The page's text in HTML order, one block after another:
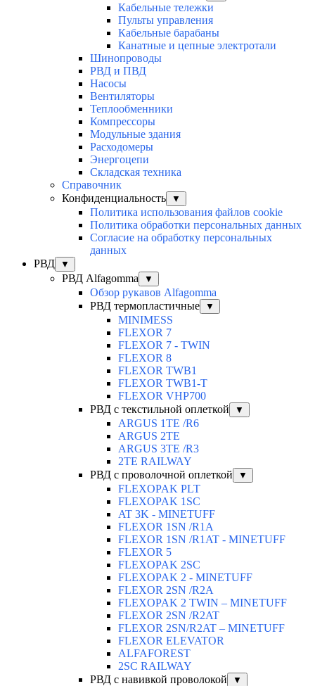
Кабельные тележки
Пульты управления
Кабельные барабаны
Канатные и цепные электротали
Шинопроводы
РВД и ПВД
Насосы
Вентиляторы
Теплообменники
Компрессоры
Модульные здания
Расходомеры
Энергоцепи
Складская техника
Справочник
Конфиденциальность
▼
Политика использования файлов cookie
Политика обработки персональных данных
Согласие на обработку персональных
данных
РВД
▼
РВД Alfagomma ▼
Обзор рукавов Alfagomma
РВД термопластичные
▼
MINIMESS
FLEXOR 7
FLEXOR 7 - TWIN
FLEXOR 8
FLEXOR TWB1
FLEXOR TWB1-T
FLEXOR VHP700
РВД с текстильной оплеткой
▼
ARGUS 1TE /R6
ARGUS 2TЕ
ARGUS 3TE /R3
2TE RAILWAY
РВД с проволочной оплеткой
▼
FLEXOPAK PLT
FLEXOPAK 1SС
AT 3K - MINETUFF
FLEXOR 1SN /R1A
FLEXOR 1SN /R1AT - MINETUFF
FLEXOR 5
FLEXOPAK 2SС
FLEXOPAK 2 - MINETUFF
FLEXOR 2SN /R2A
FLEXOPAK 2 TWIN – MINETUFF
FLEXOR 2SN /R2AT
FLEXOR 2SN/R2AT – MINETUFF
FLEXOR ELEVATOR
ALFAFOREST
2SC RAILWAY
РВД с навивкой проволокой
▼